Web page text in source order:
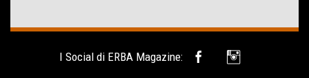
I Social di ERBA Magazine: